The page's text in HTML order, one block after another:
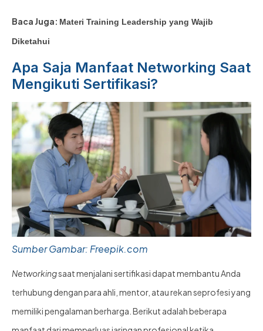
Baca Juga: Materi Training Leadership yang Wajib
Diketahui
Apa Saja Manfaat Networking Saat
Mengikuti Sertifikasi?
Sumber Gambar: Freepik.com
Networkingsaat menjalani sertifikasi dapat membantu Anda
terhubung dengan para ahli, mentor, atau rekan seprofesi yang
memiliki pengalaman berharga. Berikut adalah beberapa